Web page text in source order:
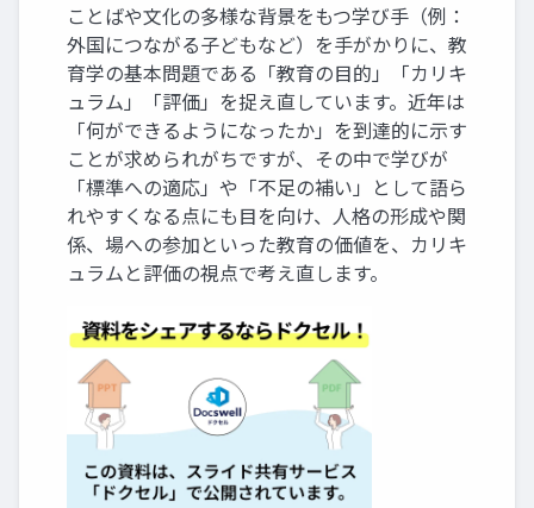
ことばや文化の多様な背景をもつ学び手（例：
外国につながる子どもなど）を手がかりに、教
育学の基本問題である「教育の目的」「カリキ
ュラム」「評価」を捉え直しています。近年は
「何ができるようになったか」を到達的に示す
ことが求められがちですが、その中で学びが
「標準への適応」や「不足の補い」として語ら
れやすくなる点にも目を向け、人格の形成や関
係、場への参加といった教育の価値を、カリキ
ュラムと評価の視点で考え直します。